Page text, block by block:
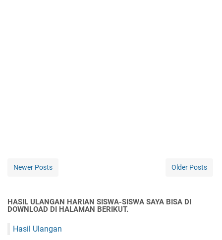
Newer Posts Older Posts
HASIL ULANGAN HARIAN SISWA-SISWA SAYA BISA DI
DOWNLOAD DI HALAMAN BERIKUT.
Hasil Ulangan